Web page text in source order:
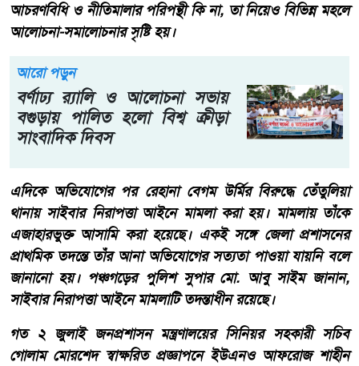
আচরণবিধি ও নীতিমালার পরিপন্থী কি না, তা নিয়েও বিভিন্ন মহলে
আলোচনা-সমালোচনার সৃষ্টি হয়।
আরো পড়ুন
বর্ণাঢ্য র‌্যালি ও আলোচনা সভায়
বগুড়ায় পালিত হলো বিশ্ব ক্রীড়া
সাংবাদিক দিবস
এদিকে অভিযোগের পর রেহানা বেগম উর্মির বিরুদ্ধে তেঁতুলিয়া
থানায় সাইবার নিরাপত্তা আইনে মামলা করা হয়। মামলায় তাঁকে
এজাহারভুক্ত আসামি করা হয়েছে। একই সঙ্গে জেলা প্রশাসনের
প্রাথমিক তদন্তে তাঁর আনা অভিযোগের সত্যতা পাওয়া যায়নি বলে
জানানো হয়। পঞ্চগড়ের পুলিশ সুপার মো. আবু সাইম জানান,
সাইবার নিরাপত্তা আইনে মামলাটি তদন্তাধীন রয়েছে।
গত ২ জুলাই জনপ্রশাসন মন্ত্রণালয়ের সিনিয়র সহকারী সচিব
গোলাম মোরশেদ স্বাক্ষরিত প্রজ্ঞাপনে ইউএনও আফরোজ শাহীন